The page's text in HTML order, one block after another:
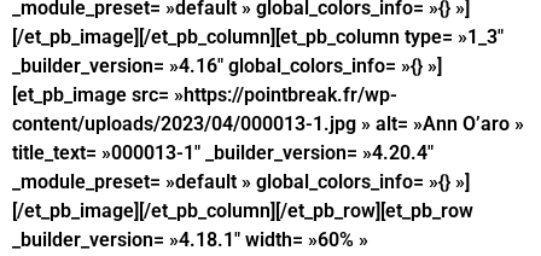
_module_preset= »default » global_colors_info= »{} »]
[/et_pb_image][/et_pb_column][et_pb_column type= »1_3″
_builder_version= »4.16″ global_colors_info= »{} »]
[et_pb_image src= »https://pointbreak.fr/wp-
content/uploads/2023/04/000013-1.jpg » alt= »Ann O’aro »
title_text= »000013-1″ _builder_version= »4.20.4″
_module_preset= »default » global_colors_info= »{} »]
[/et_pb_image][/et_pb_column][/et_pb_row][et_pb_row
_builder_version= »4.18.1″ width= »60% »